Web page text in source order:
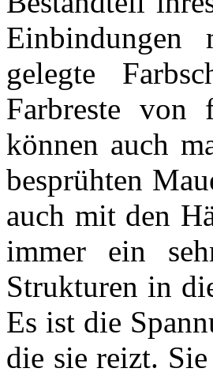
Einbindungen
gelegte
Farbreste von
können auch
besprühten
auch mit den
immer ein
Strukturen in
Es ist die
die sie reizt.